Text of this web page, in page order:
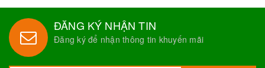
ĐĂNG KÝ NHẬN TIN
Đăng ký để nhận thông tin khuyến mãi